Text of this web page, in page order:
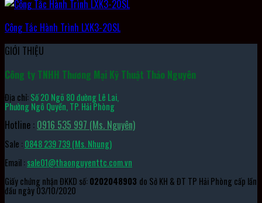
Công Tắc Hành Trình LXK3-20SL
GIỚI THIỆU
Công ty TNHH Thương Mại Kỹ Thuật Thảo Nguyên
Địa chỉ:Số 20 Ngõ 80 đường Lê Lai,
Phường Ngô Quyền, TP. Hải Phòng
Hotline : 0916 535 997 (Ms. Nguyên)
Sale :0848 239 739 (Ms. Nhung)
Email :sale01@thaonguyenttc.com.vn
Giấy chứng nhận ĐKKD số:0202048903 do Sở KH & ĐT TP Hải Phòng cấp lần
đầu ngày 03/10/2020